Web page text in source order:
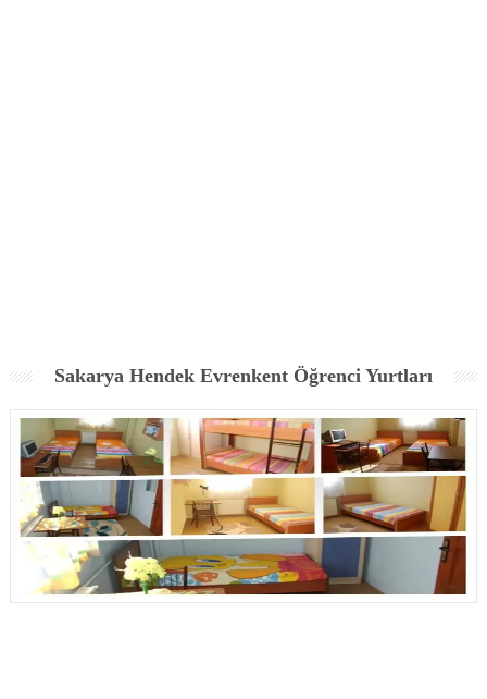
Sakarya Hendek Evrenkent Öğrenci Yurtları